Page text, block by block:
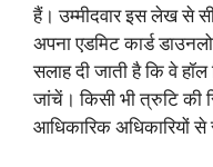
हैं। उम्मीदवार इस लेख से
अपना एडमिट कार्ड
सलाह दी जाती है कि वे
जांचें। किसी भी त्रुटि की
आधिकारिक अधिकारियों से